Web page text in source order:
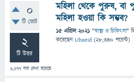
0
টি ভোট
2
টি উত্তর
6,277 বার দেখা হয়েছে
মহিলা থেকে পুরুষ, বা
মহিলা হওয়া কি সম্ভব?
15 এপ্রিল 2021 "স্বাস্থ্য ও চিকিৎসা"
করেছেনUbaeid (28,340 পয়েন্ট)